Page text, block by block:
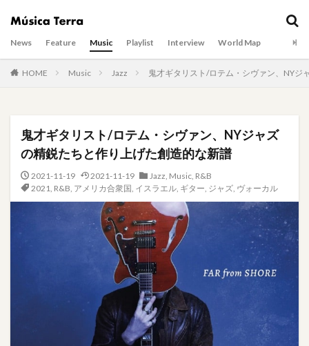
News Feature Music Playlist Interview World Map
HOME Music Jazz 鬼才ギタリスト/ロテム・シヴァン、NYジ
鬼才ギタリスト/ロテム・シヴァン、NYジャズ
の精鋭たちと作り上げた創造的な新譜
2021-11-19 2021-11-19 Jazz, Music, R&B
2021, R&B, アメリカ合衆国, イスラエル, ギター, ジャズ, ヴォーカル